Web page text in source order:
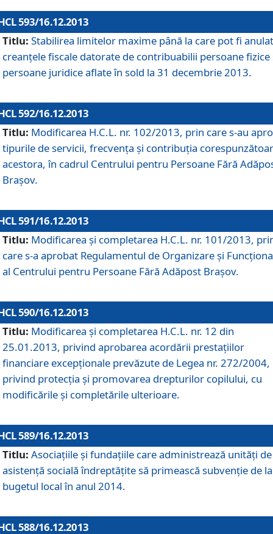
593/16.12.2013
Titlu: Stabilirea limitelor maxime până la care pot fi
creanţele fiscale datorate de contribuabilii persoane fizice
persoane juridice aflate în sold la 31 decembrie 2013.
592/16.12.2013
Titlu: Modificarea H.C.L. nr. 102/2013, prin care s-au
tipurile de servicii, frecvenţa şi contribuţia
acestora, în cadrul Centrului pentru Persoane Fără
Braşov.
591/16.12.2013
Titlu: Modificarea şi completarea H.C.L. nr. 101/2013,
care s-a aprobat Regulamentul de Organizare şi
al Centrului pentru Persoane Fără Adăpost Braşov.
590/16.12.2013
Titlu: Modificarea şi completarea H.C.L. nr. 12 din
25.01.2013, privind aprobarea acordării prestaţiilor
financiare excepţionale prevăzute de Legea nr. 272/2004,
privind protecţia şi promovarea drepturilor copilului, cu
modificările şi completările ulterioare.
589/16.12.2013
Titlu: Asociaţiile şi fundaţiile care administrează unităţi de
asistenţă socială îndreptăţite să primească subvenţie de la
bugetul local în anul 2014.
588/16.12.2013